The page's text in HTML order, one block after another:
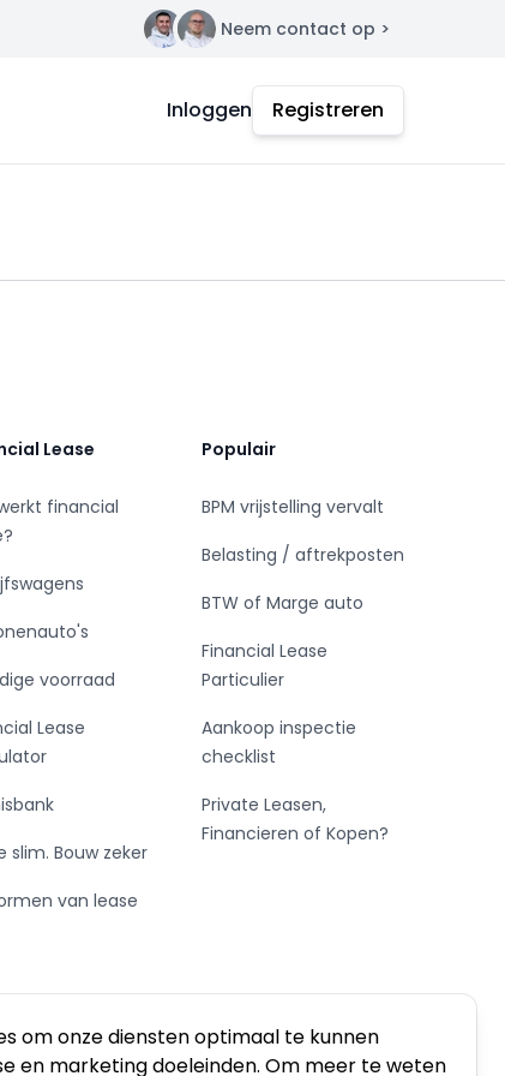
om onze diensten optimaal te kunnen
en marketing doeleinden. Om meer te weten
Contact Neem contact op >
Inloggen Registreren
Lease
financial
voorraad
Lease
slim. Bouw zeker
van lease
Populair
BPM vrijstelling vervalt
Belasting / aftrekposten
BTW of Marge auto
Financial Lease
Particulier
Aankoop inspectie
checklist
Private Leasen,
Financieren of Kopen?